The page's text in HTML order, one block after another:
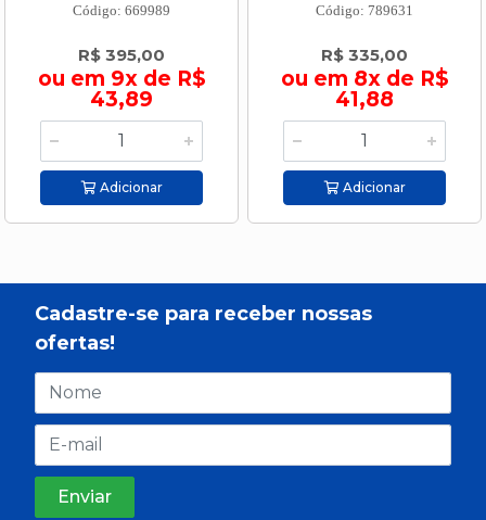
Código: 669989
R$ 395,00
ou em 9x de R$
43,89
Adicionar
Código: 789631
R$ 335,00
ou em 8x de R$
41,88
Adicionar
Cadastre-se para receber nossas
ofertas!